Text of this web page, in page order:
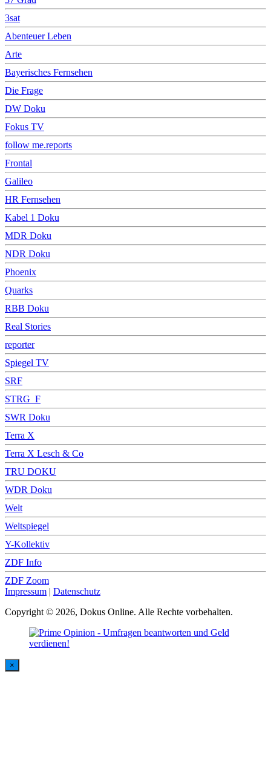
3sat
Abenteuer Leben
Arte
Bayerisches Fernsehen
Die Frage
DW Doku
Fokus TV
follow me.reports
Frontal
Galileo
HR Fernsehen
Kabel 1 Doku
MDR Doku
NDR Doku
Phoenix
Quarks
RBB Doku
Real Stories
reporter
Spiegel TV
SRF
STRG_F
SWR Doku
Terra X
Terra X Lesch & Co
TRU DOKU
WDR Doku
Welt
Weltspiegel
Y-Kollektiv
ZDF Info
ZDF Zoom
Impressum | Datenschutz
Copyright © 2026, Dokus Online. Alle Rechte vorbehalten.
×